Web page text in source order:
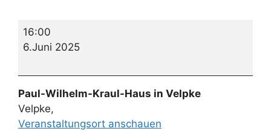
Gottesdienst
im
16:00
6.Juni 2025
Paul-Wilhelm-Kraul-Haus in Velpke
Velpke,
Veranstaltungsort anschauen